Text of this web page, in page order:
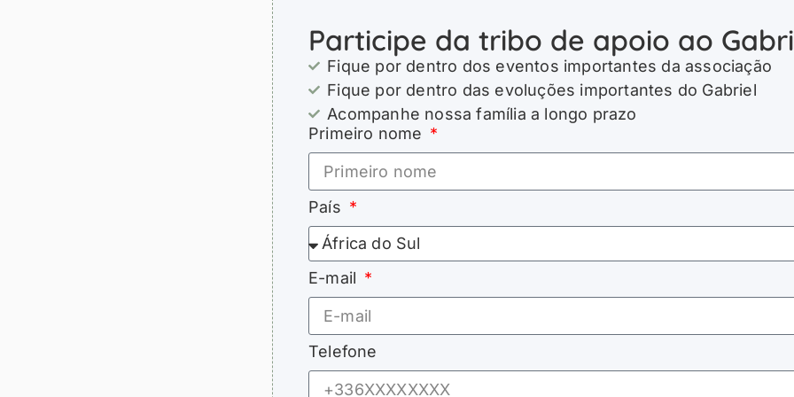
Participe da tribo de apoio ao
Fique por dentro dos eventos importantes da associação
Fique por dentro das evoluções importantes do Gabriel
Acompanhe nossa família a longo prazo
Primeiro nome
País
E-mail
Telefone